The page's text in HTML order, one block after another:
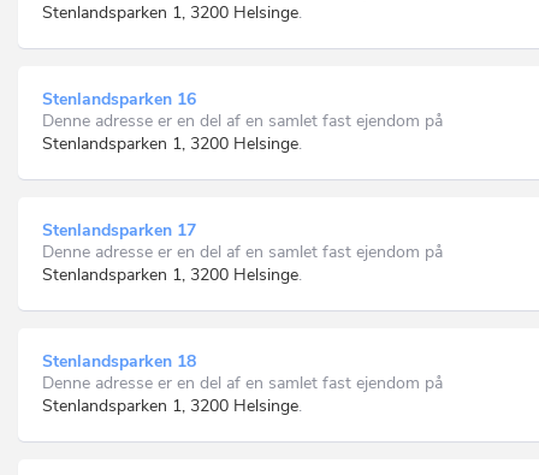
Stenlandsparken 1, 3200 Helsinge.
Stenlandsparken 16
Denne adresse er en del af en samlet fast ejendom på
Stenlandsparken 1, 3200 Helsinge.
Stenlandsparken 17
Denne adresse er en del af en samlet fast ejendom på
Stenlandsparken 1, 3200 Helsinge.
Stenlandsparken 18
Denne adresse er en del af en samlet fast ejendom på
Stenlandsparken 1, 3200 Helsinge.